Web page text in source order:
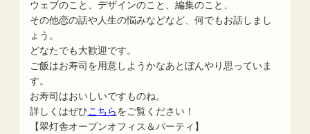
ウェブのこと、デザインのこと、編集のこと、
その他恋の話や人生の悩みなどなど、何でもお話しまし
ょう。
どなたでも大歓迎です。
ご飯はお寿司を用意しようかなあとぼんやり思っていま
す。
お寿司はおいしいですものね。
詳しくはぜひこちらをご覧ください！
【翠灯舎オープンオフィス＆パーティ】